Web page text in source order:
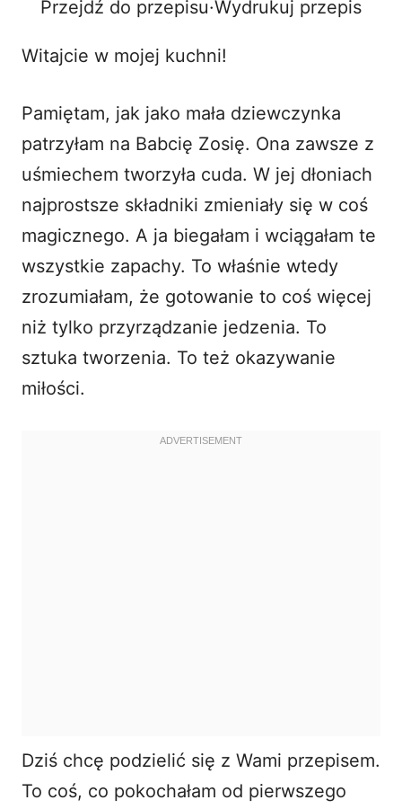
Przejdź do przepisu·Wydrukuj przepis
Witajcie w mojej kuchni!
Pamiętam, jak jako mała dziewczynka
patrzyłam na Babcię Zosię. Ona zawsze z
uśmiechem tworzyła cuda. W jej dłoniach
najprostsze składniki zmieniały się w coś
magicznego. A ja biegałam i wciągałam te
wszystkie zapachy. To właśnie wtedy
zrozumiałam, że gotowanie to coś więcej
niż tylko przyrządzanie jedzenia. To
sztuka tworzenia. To też okazywanie
miłości.
Dziś chcę podzielić się z Wami przepisem.
To coś, co pokochałam od pierwszego